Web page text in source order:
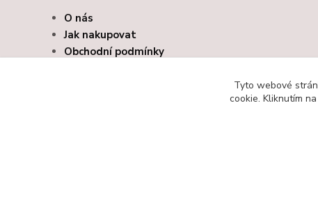
O nás
Jak nakupovat
Obchodní podmínky
Tyto webové
cookie. Kliknutím